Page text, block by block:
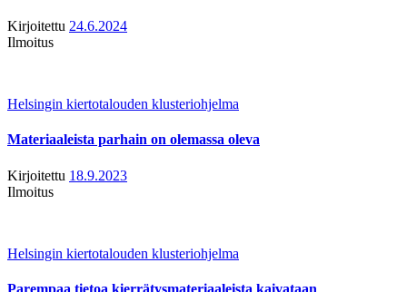
Kirjoitettu 24.6.2024
Ilmoitus
Helsingin kiertotalouden klusteriohjelma
Materiaaleista parhain on olemassa oleva
Kirjoitettu 18.9.2023
Ilmoitus
Helsingin kiertotalouden klusteriohjelma
Parempaa tietoa kierrätysmateriaaleista kaivataan